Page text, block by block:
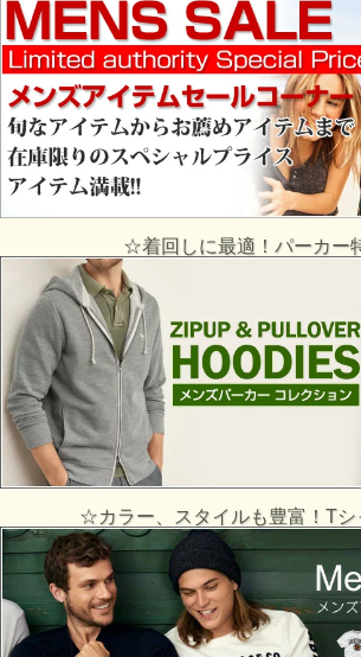
☆着回しに最適！パーカー
☆カラー、スタイルも豊富！Tシ